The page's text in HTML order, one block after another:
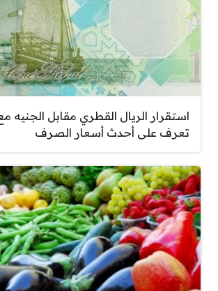
استقرار الريال القطري مقابل الجنيه
تعرف على أحدث أسعار الصرف